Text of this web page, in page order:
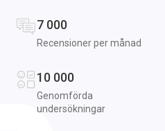
7 000
Recensioner per månad
10 000
Genomförda
undersökningar